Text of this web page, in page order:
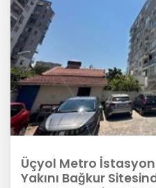
Üçyol Metro
Yakını Bağkur